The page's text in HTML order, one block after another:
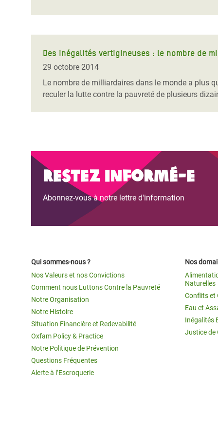
Des inégalités vertigineuses : le nombre de
29 octobre 2014
Le nombre de milliardaires dans le monde a plus
reculer la lutte contre la pauvreté de plusieurs
Restez informé-e
Abonnez-vous à notre lettre d'information
Qui sommes-nous ?
Nos Valeurs et nos Convictions
Comment nous Luttons Contre la Pauvreté
Notre Organisation
Notre Histoire
Situation Financière et Redevabilité
Oxfam Policy & Practice
Notre Politique de Prévention
Questions Fréquentes
Alerte à l’Escroquerie
Nos
Naturelles
Conflits et
Eau et
Inégalités
Justice de